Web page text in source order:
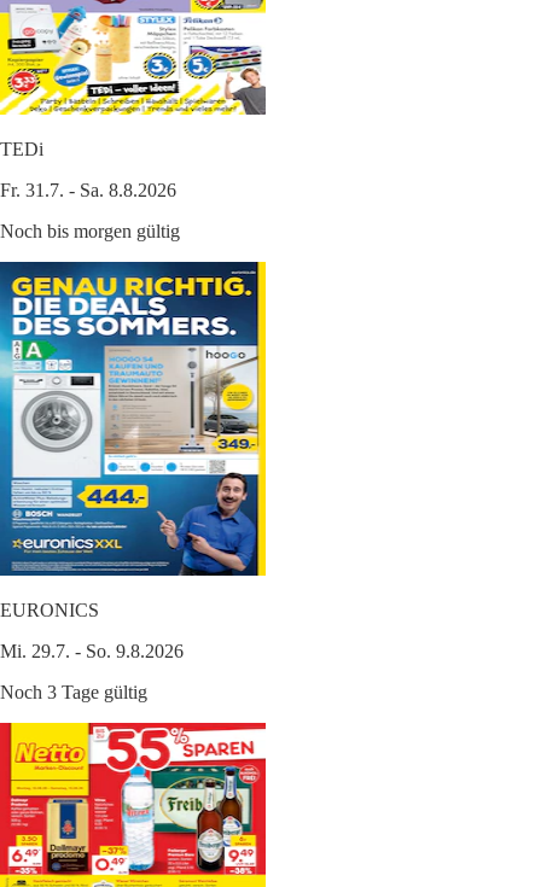
TEDi
Fr. 31.7. - Sa. 8.8.2026
Noch bis morgen gültig
EURONICS
Mi. 29.7. - So. 9.8.2026
Noch 3 Tage gültig